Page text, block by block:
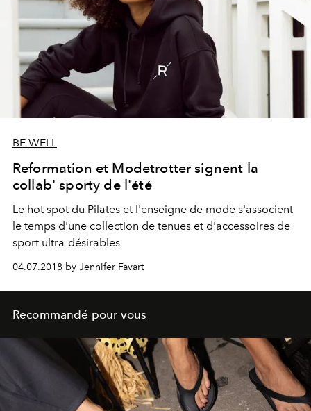
BE WELL
Reformation et Modetrotter signent la
collab' sporty de l'été
Le hot spot du Pilates et l'enseigne de mode s'associent
le temps d'une collection de tenues et d'accessoires de
sport ultra-désirables
04.07.2018 by Jennifer Favart
Recommandé pour vous